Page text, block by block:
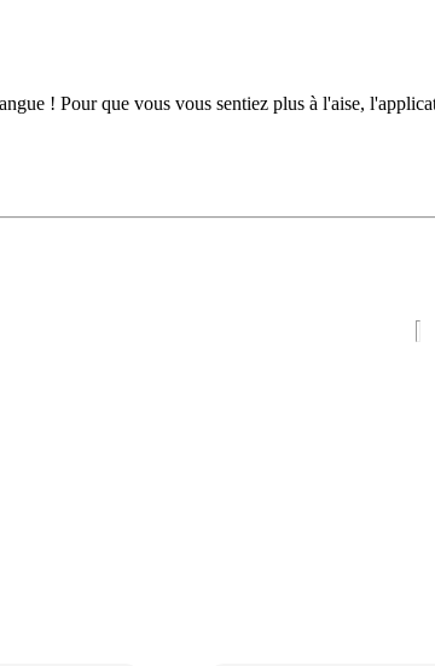
! Pour que vous vous sentiez plus à l'aise,